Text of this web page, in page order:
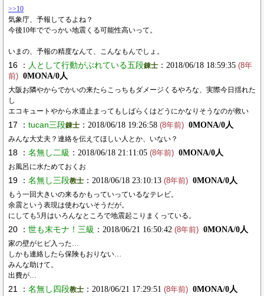
>>10
気象庁、予報してるよね？
今後10年ででっかい地震くる可能性高いって。
いまの、予報の精度なんて、こんなもんでしょ。
16 ： 人として行動がぶれている五段錬士 ：2018/06/18 18:59:35 (8年
前) 0MONA/0人
大阪お隣やからでかいの来たらこっちもダメージくるやろな、実際今日揺れた
し
エコキュートやから水道止まってもしばらくはどうにかなりそうなのが救い
17 ： tucan三段錬士 ：2018/06/18 19:26:58 (8年前) 0MONA/0人
みんな大丈夫？連絡を伝えてほしい人とか、いない？
18 ： 名無し二級 ：2018/06/18 21:11:05 (8年前) 0MONA/0人
お風呂に水ためておくお
19 ： 名無し三段教士 ：2018/06/18 23:10:13 (8年前) 0MONA/0人
もう一回大きいの来るかもっていっているなテレビ。
余震という表現は使わないそうだが。
にしても5月はいろんなところで地震起こりまくっている。
20 ： 世も末モナ！三級 ：2018/06/21 16:50:42 (8年前) 0MONA/0人
家の壁がヒビ入った…
しかも連絡したら保険もおりない…
みんな助けて。
出費が…
21 ： 名無し四段教士 ：2018/06/21 17:29:51 (8年前) 0MONA/0人